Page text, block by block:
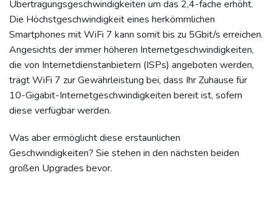
Übertragungsgeschwindigkeiten um das 2,4-fache erhöht.
Die Höchstgeschwindigkeit eines herkömmlichen
Smartphones mit WiFi 7 kann somit bis zu 5Gbit/s erreichen.
Angesichts der immer höheren Internetgeschwindigkeiten,
die von Internetdienstanbietern (ISPs) angeboten werden,
trägt WiFi 7 zur Gewährleistung bei, dass Ihr Zuhause für
10-Gigabit-Internetgeschwindigkeiten bereit ist, sofern
diese verfügbar werden.
Was aber ermöglicht diese erstaunlichen
Geschwindigkeiten? Sie stehen in den nächsten beiden
großen Upgrades bevor.